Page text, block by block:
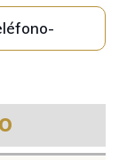
teléfono-